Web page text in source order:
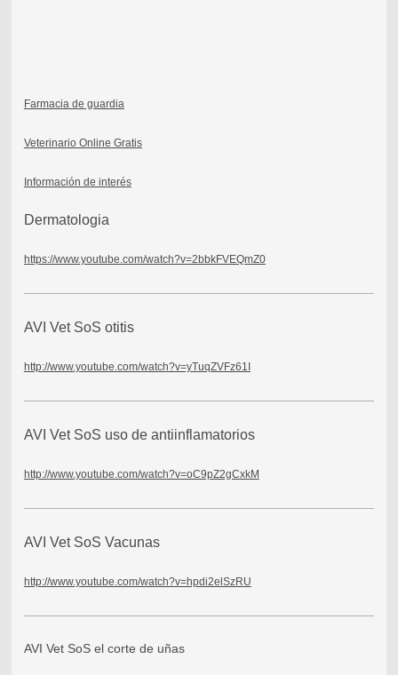
Farmacia de guardia
Veterinario Online Gratis
Información de interés
Dermatologia
https://www.youtube.com/watch?v=2bbkFVEQmZ0
AVI Vet SoS otitis
http://www.youtube.com/watch?v=yTuqZVFz61I
AVI Vet SoS uso de antiinflamatorios
http://www.youtube.com/watch?v=oC9pZ2gCxkM
AVI Vet SoS Vacunas
http://www.youtube.com/watch?v=hpdi2elSzRU
AVI Vet SoS el corte de uñas